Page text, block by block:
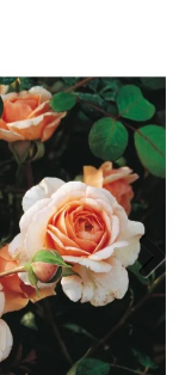
Next